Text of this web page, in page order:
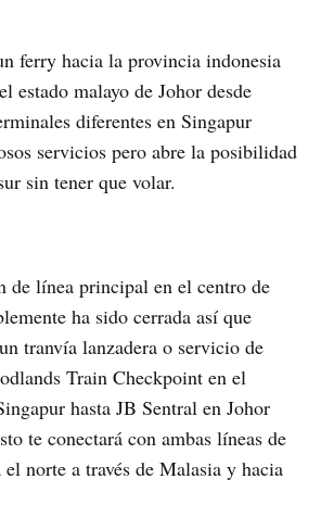
ferry hacia la provincia indonesia
estado malayo de Johor desde
diferentes en Singapur
servicios pero abre la posibilidad
sin tener que volar.
de línea principal en el centro de
ha sido cerrada así que
tranvía lanzadera o servicio de
Train Checkpoint en el
hasta JB Sentral en Johor
te conectará con ambas líneas de
norte a través de Malasia y hacia